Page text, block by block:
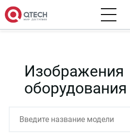
Изображения
оборудования